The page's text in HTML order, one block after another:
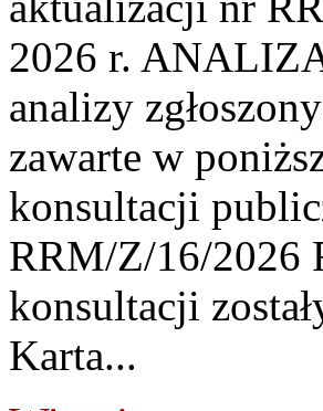
2026 r.
analizy
zawarte w
konsultacji
RRM/Z/16/2026
konsultacji
Karta...